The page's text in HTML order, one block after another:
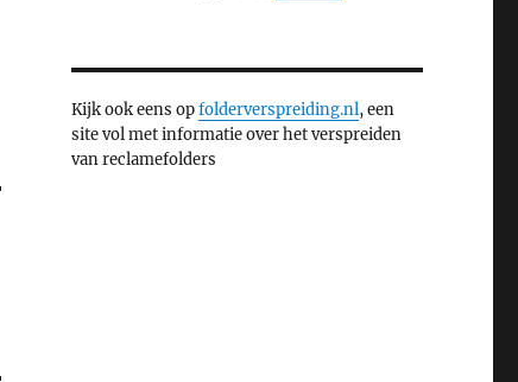
Kijk ook eens opfolderverspreiding.nl, een
site vol met informatie over het verspreiden
van reclamefolders